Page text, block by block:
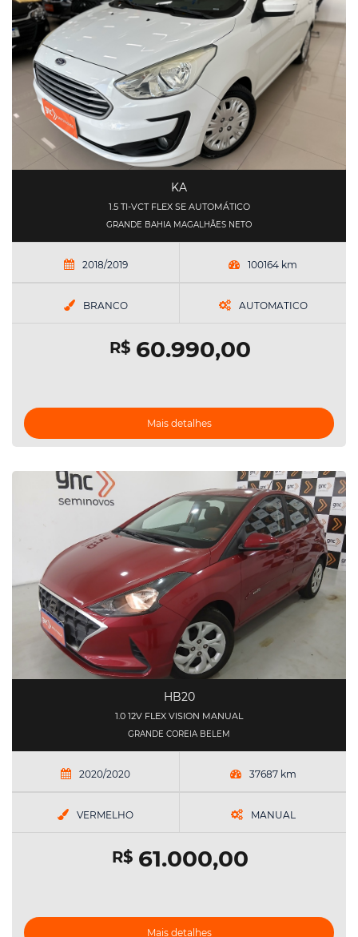
KA
1.5 TI-VCT FLEX SE AUTOMÁTICO
GRANDE BAHIA MAGALHÃES NETO
2018/2019 100164 km
BRANCO AUTOMATICO
R$60.990,00
Mais detalhes
HB20
1.0 12V FLEX VISION MANUAL
GRANDE COREIA BELEM
2020/2020 37687 km
VERMELHO MANUAL
R$61.000,00
Mais detalhes